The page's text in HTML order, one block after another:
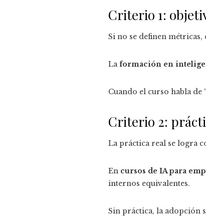
Criterio 1:
Si no se definen
Laformación en
Cuando el curso habla
Criterio 2:
La práctica real se logra
En cursos de IA para
internos equivalentes.
Sin práctica, la adopción